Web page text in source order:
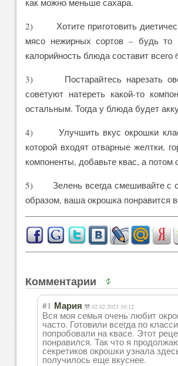
как можно меньше сахара.
2) Хотите приготовить
мясо нежирных сортов – будь то
калорийность блюда составит всего
3) Постарайтесь нарезать
советуют натереть какой-то
остальным. Тогда у блюда будет
4) Улучшить вкус окрошки
которой входят отварные желтки,
компоненты, добавьте квас, а потом
5) Зелень всегда смешивайте с
образом, ваша окрошка понравится
Комментарии
#1 Мария 02.02.2023 10:12
Вся моя семья очень любит
часто. Готовили всегда по
попробовали на квасе. Этот
понравился. Так что я
секретиков окрошки узнала
получилось еще вкуснее.